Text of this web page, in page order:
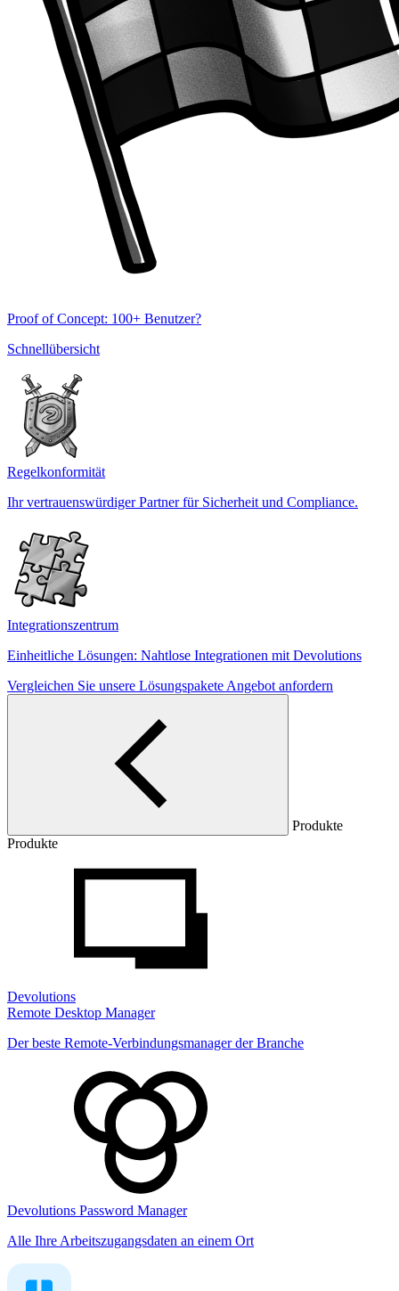
Proof of Concept: 100+ Benutzer?
Schnellübersicht
Regelkonformität
Ihr vertrauenswürdiger Partner für Sicherheit und Compliance.
Integrationszentrum
Einheitliche Lösungen: Nahtlose Integrationen mit Devolutions
Vergleichen Sie unsere Lösungspakete Angebot anfordern
Produkte
Produkte
Devolutions
Remote Desktop Manager
Der beste Remote-Verbindungsmanager der Branche
Devolutions Password Manager
Alle Ihre Arbeitszugangsdaten an einem Ort